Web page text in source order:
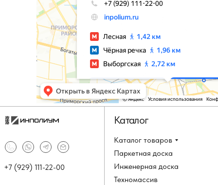
Каталог товаров
Паркетная доска
Инженерная доска
Техномассив
+7 (929) 111-22-00
Каталог